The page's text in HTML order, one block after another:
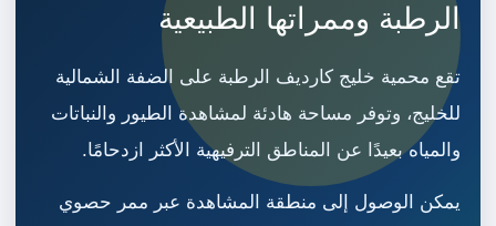
الرطبة وممراتها الطبيعية
تقع محمية خليج كارديف الرطبة على الضفة الشمالية
للخليج، وتوفر مساحة هادئة لمشاهدة الطيور والنباتات
والمياه بعيدًا عن المناطق الترفيهية الأكثر ازدحامًا.
يمكن الوصول إلى منطقة المشاهدة عبر ممر حصوي